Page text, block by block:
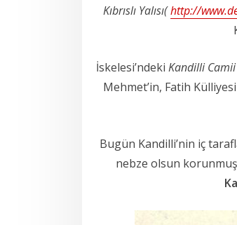
Kıbrıslı Yalısı(http://
İskelesi’ndeki Kandilli Camii
Mehmet’in, Fatih
Bugün Kandilli’nin iç
nebze olsun